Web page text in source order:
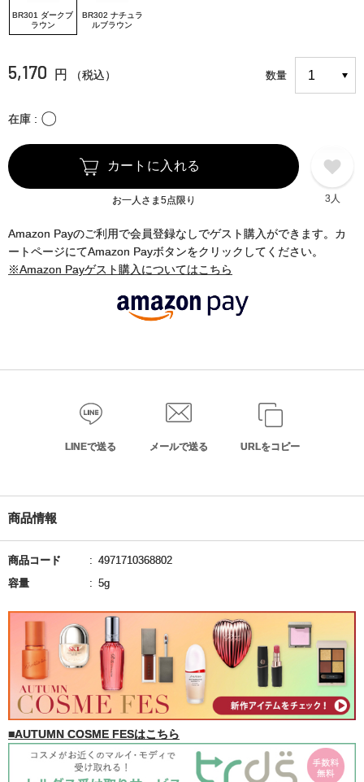
BR301 ダークブ
ラウン
BR302 ナチュラ
ルブラウン
5,170 円 （税込） 数量
在庫 〇
カートに入れる
お一人さま5点限り 3人
Amazon Payのご利用で会員登録なしでゲスト購入ができます。カ
ートページにてAmazon Payボタンをクリックしてください。
※Amazon Payゲスト購入についてはこちら
LINEで送る メールで送る URLをコピー
商品情報
商品コード
4971710368802
容量
5g
■AUTUMN COSME FESはこちら